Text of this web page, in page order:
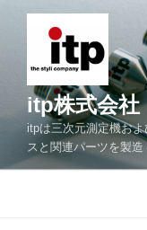
へ
itp株式会社
itpは三次元測定機お
スと関連パーツを製